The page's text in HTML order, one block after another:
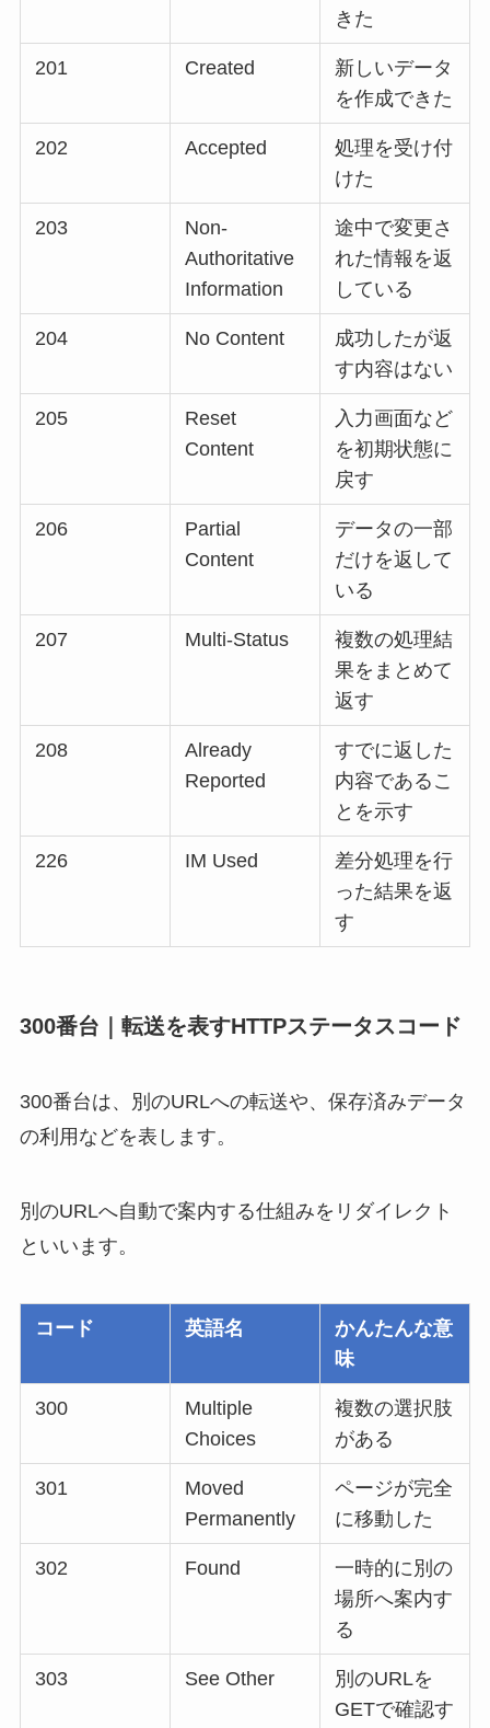
きた
201 Created
新しいデータ
を作成できた
202 Accepted
処理を受け付
けた
203
Non-
Authoritative
Information
途中で変更さ
れた情報を返
している
204 No Content
成功したが返
す内容はない
205
Reset
Content
入力画面など
を初期状態に
戻す
206
Partial
Content
データの一部
だけを返して
いる
207 Multi-Status
複数の処理結
果をまとめて
返す
208
Already
Reported
すでに返した
内容であるこ
とを示す
226 IM Used
差分処理を行
った結果を返
す
300番台｜転送を表すHTTPステータスコード
300番台は、別のURLへの転送や、保存済みデータ
の利用などを表します。
別のURLへ自動で案内する仕組みをリダイレクト
といいます。
コード 英語名
かんたんな意
味
300
Multiple
Choices
複数の選択肢
がある
301
Moved
Permanently
ページが完全
に移動した
302 Found
一時的に別の
場所へ案内す
る
303 See Other
別のURLを
GETで確認す